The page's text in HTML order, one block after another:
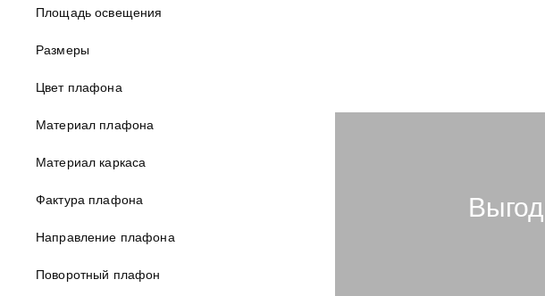
Площадь освещения
Размеры
Цвет плафона
Материал плафона
Материал каркаса
Фактура плафона
Направление плафона
Поворотный плафон